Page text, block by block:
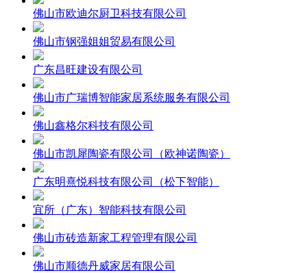
佛山市欧迪尔厨卫科技有限公司
佛山市钢强姐姐贸易有限公司
广东昌旺建设有限公司
佛山市广瑞博智能家居系统服务有限公司
佛山鑫格尔科技有限公司
佛山市凯犀陶瓷有限公司（欧神诺陶瓷）
广东明熹悦科技有限公司（松下智能）
宜所（广东）智能科技有限公司
佛山市砖造新家工程管理有限公司
佛山市顺德丹威家居有限公司